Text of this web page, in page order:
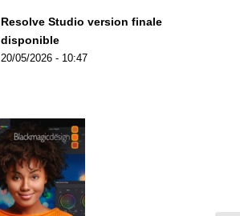
Resolve Studio version finale
disponible
20/05/2026 - 10:47